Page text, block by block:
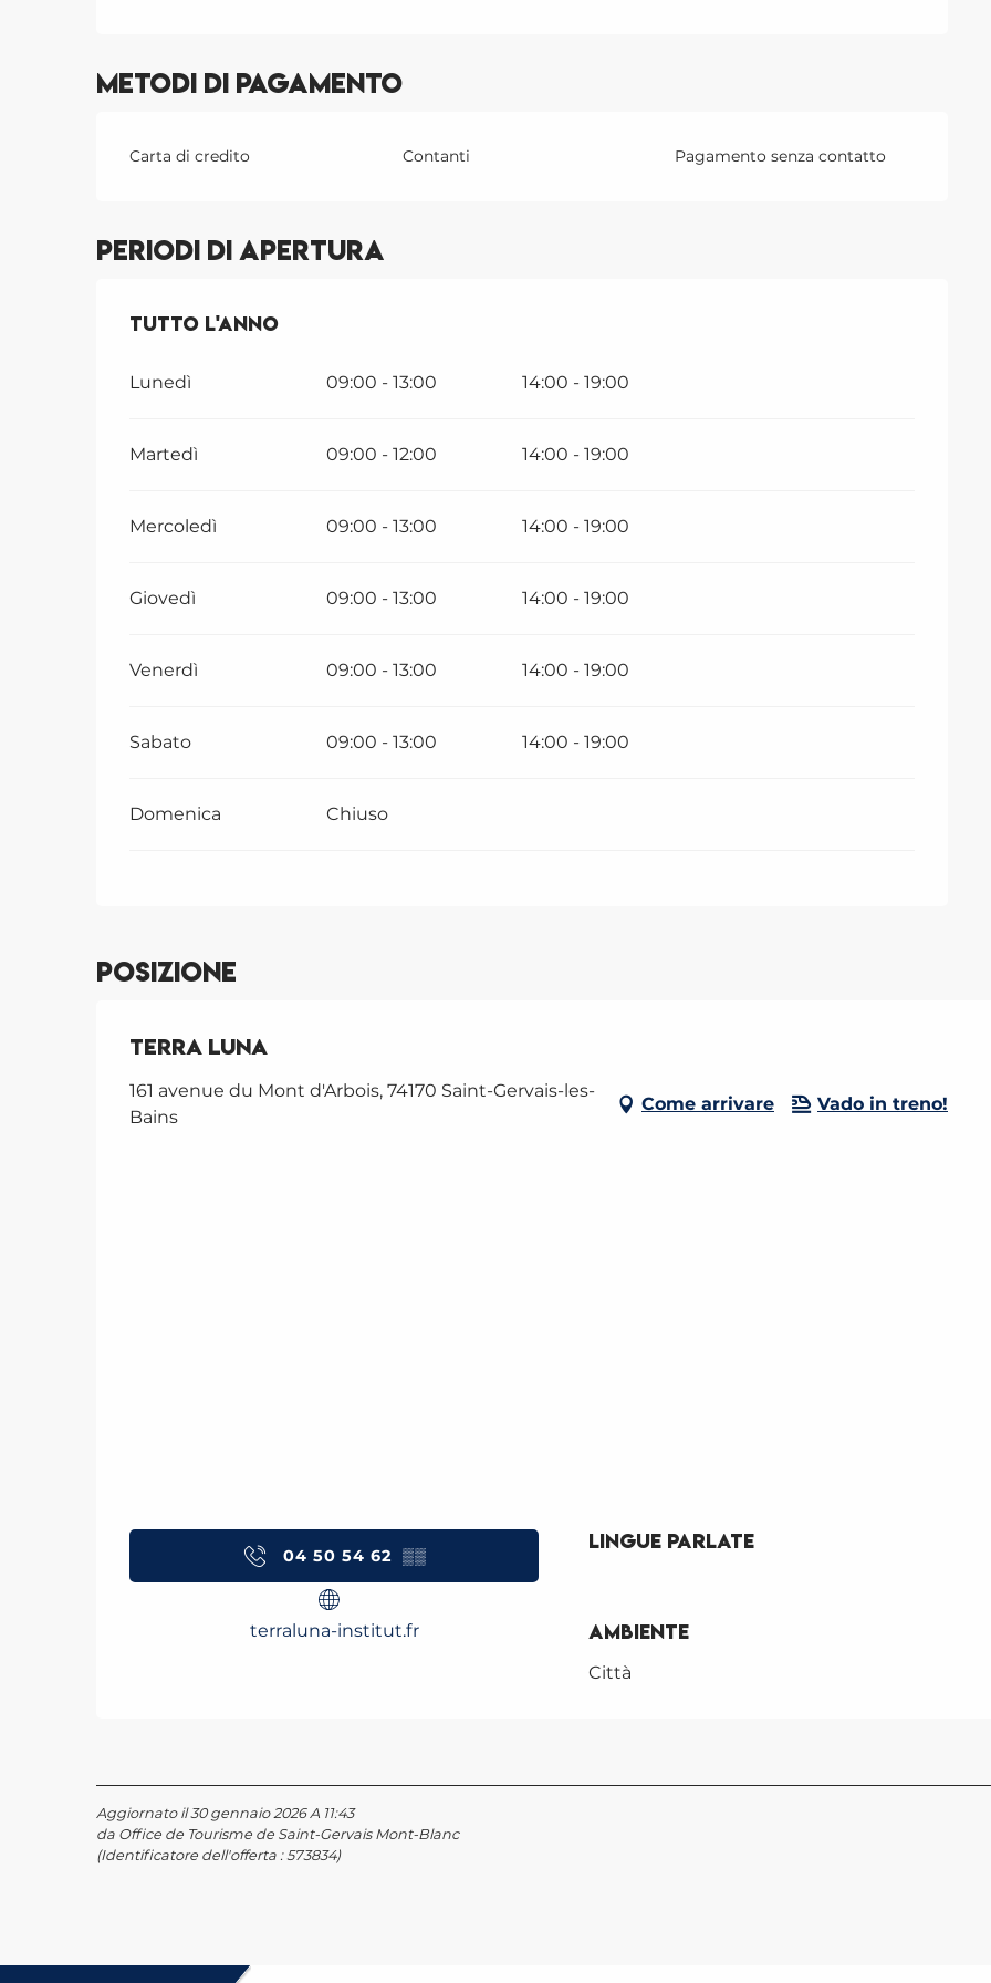
Metodi di pagamento
Carta di credito Contanti Pagamento senza contatto
Periodi di apertura
Tutto l'anno
Tutto l'anno
Lunedì 09:00 - 13:00 14:00 - 19:00
Martedì 09:00 - 12:00 14:00 - 19:00
Mercoledì 09:00 - 13:00 14:00 - 19:00
Giovedì 09:00 - 13:00 14:00 - 19:00
Venerdì 09:00 - 13:00 14:00 - 19:00
Sabato 09:00 - 13:00 14:00 - 19:00
Domenica Chiuso
Posizione
Terra Luna
161 avenue du Mont d'Arbois, 74170 Saint-Gervais-les-
Bains
Come arrivare Vado in treno!
04 50 54 62 ▒▒
terraluna-institut.fr
Lingue parlate
Lingue parlate
Ambiente
Ambiente
Città
Aggiornato il 30 gennaio 2026 A 11:43
da Office de Tourisme de Saint-Gervais Mont-Blanc
(Identificatore dell'offerta :573834)